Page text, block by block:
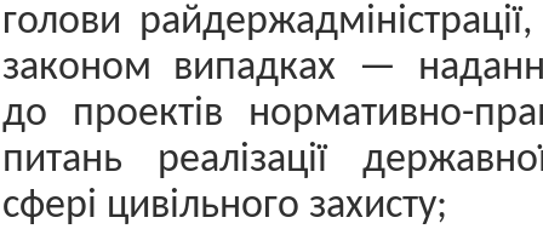
голови
законом випадках —
до проектів нормативно-
питань реалізації
сфері цивільного захисту;